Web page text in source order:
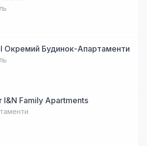
Окремий Будинок-Апартаменти
I&N Family Apartments